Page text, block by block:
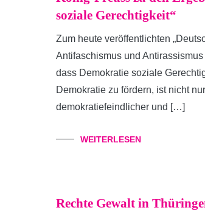
soziale Gerechtigkeit“
Zum heute veröffentlichten
Antifaschismus und
dass Demokratie soziale
Demokratie zu fördern, ist nicht
demokratiefeindlicher und […]
WEITERLESEN
Rechte Gewalt in